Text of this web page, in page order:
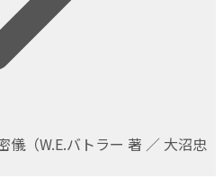
儀（W.E.バトラー 著 ／ 大沼忠